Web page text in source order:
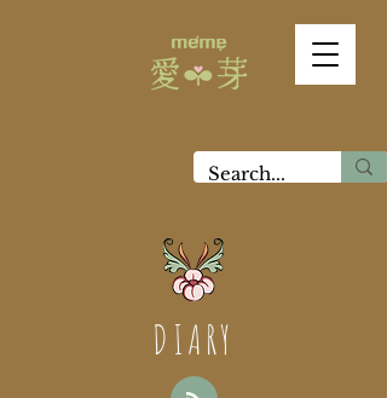
DIARY